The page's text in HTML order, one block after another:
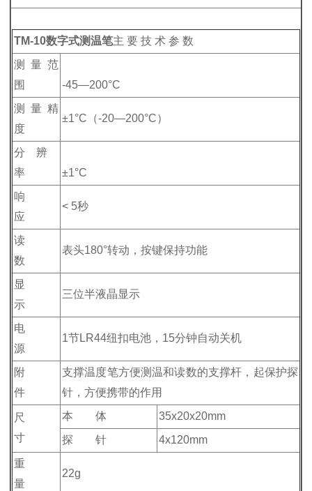
TM-10数字式测温笔主 要 技 术 参 数
测 量 范
围
-45—200°C
测 量 精
度
±1°C（-20—200°C）
分 辨
率
±1°C
响
应
< 5秒
读
数
表头180°转动，按键保持功能
显
示
三位半液晶显示
电
源
1节LR44纽扣电池，15分钟自动关机
附
件
支撑温度笔方便测温和读数的支撑杆，起保护探
针，方便携带的作用
尺
寸
本 体
35x20x20mm
探 针
4x120mm
重
量
22g